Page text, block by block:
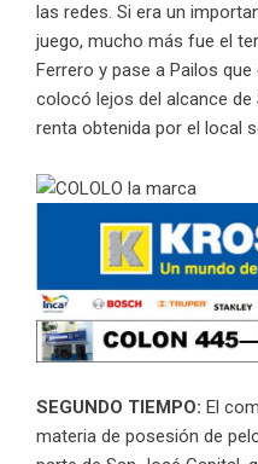
las redes. Si era un
juego, mucho más fue el
Ferrero y pase a Pailos
colocó lejos del alcance de
renta obtenida por el local
SEGUNDO TIEMPO: El
materia de posesión de